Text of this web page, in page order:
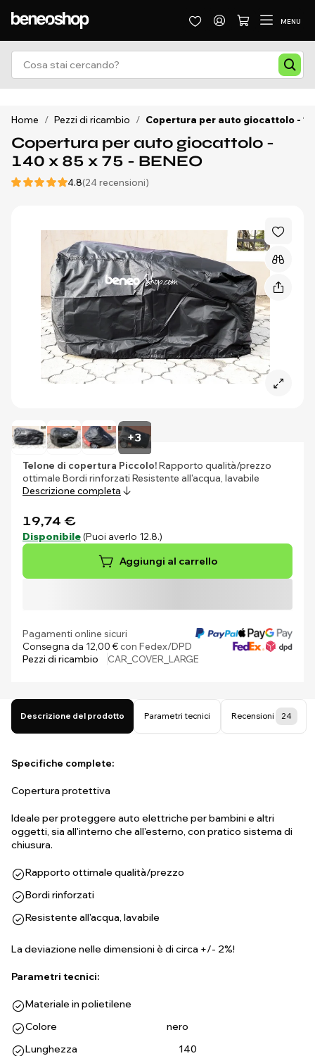
MENU
Home / Pezzi di ricambio / Copertura per auto giocattolo -
Copertura per auto giocattolo -
140 x 85 x 75 - BENEO
4.8(24 recensioni)
+3
Telone di copertura Piccolo!Rapporto qualità/prezzo
ottimale Bordi rinforzati Resistente all'acqua, lavabile
Descrizione completa
19,74 €
Disponibile (Puoi averlo 12.8.)
Aggiungi al carrello
Pagamenti online sicuri
Consegna da 12,00 €con Fedex/DPD
Pezzi di ricambio
CAR_COVER_LARGE
Descrizione del prodotto Parametri tecnici Recensioni 24
Specifiche complete:
Copertura protettiva
Ideale per proteggere auto elettriche per bambini e altri
oggetti, sia all'interno che all'esterno, con pratico sistema di
chiusura.
Rapporto ottimale qualità/prezzo
Bordi rinforzati
Resistente all'acqua, lavabile
La deviazione nelle dimensioni è di circa +/- 2%!
Parametri tecnici:
Materiale in polietilene
Colore nero
Lunghezza 140